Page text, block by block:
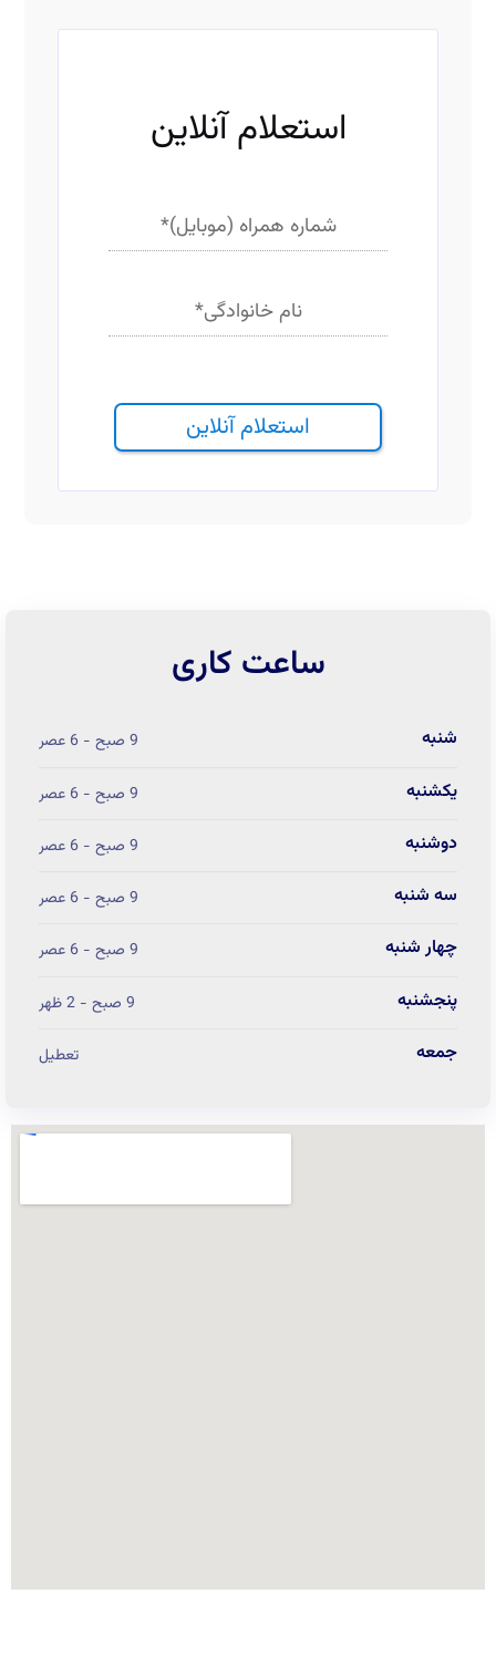
ف
استعلام آنلاین
شماره همراه (موبایل)*
نام خانوادگی*
استعلام آنلاین
ساعت کاری
شنبه 9 صبح - 6 عصر
یکشنبه 9 صبح - 6 عصر
دوشنبه 9 صبح - 6 عصر
سه شنبه 9 صبح - 6 عصر
چهار شنبه 9 صبح - 6 عصر
پنجشنبه 9 صبح - 2 ظهر
جمعه تعطیل